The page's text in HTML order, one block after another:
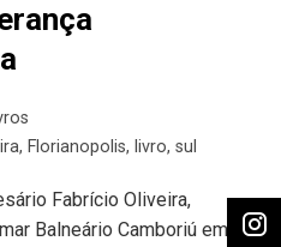
, Florianopolis, livro, sul
Fabrício Oliveira,
Balneário Camboriú em